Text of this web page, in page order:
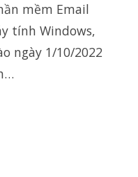
mềm Email
tính Windows,
ngày 1/10/2022